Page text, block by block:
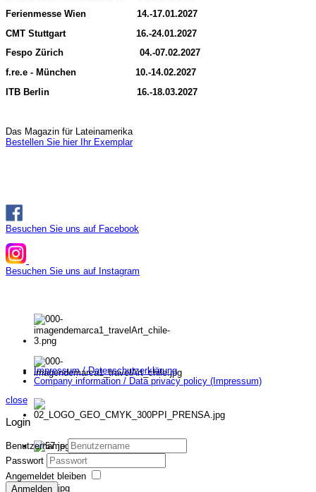
Ferienmesse Wien 14.-17.01.2027
CMT Stuttgart 16.-24.01.2027
Fespo Zürich 04.-07.02.2027
f.re.e - München 10.-14.02.2027
ITB Berlin 16.-18.03.2027
Das Magazin für Lateinamerika
Bestellen Sie hier Ihr Exemplar
Besuchen Sie uns auf Facebook
Besuchen Sie uns auf Instagram
Impressum / Datenschutzerklärung
Company information / Data privacy policy (Impressum)
close
Login
Benutzername
Passwort
Angemeldet bleiben
Anmelden